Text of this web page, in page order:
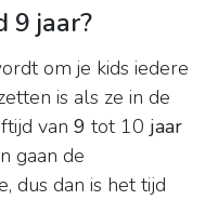
9 jaar?
om je kids iedere
is als ze in de
van 9 tot 10 jaar
gaan de
dus dan is het tijd